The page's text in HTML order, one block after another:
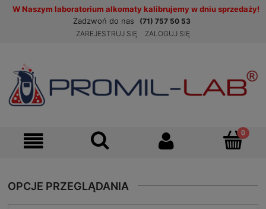
W Naszym laboratorium alkomaty kalibrujemy w dniu sprzedaży!
Zadzwoń do nas
(71) 757 50 53
ZAREJESTRUJ SIĘ
ZALOGUJ SIĘ
OPCJE PRZEGLĄDANIA